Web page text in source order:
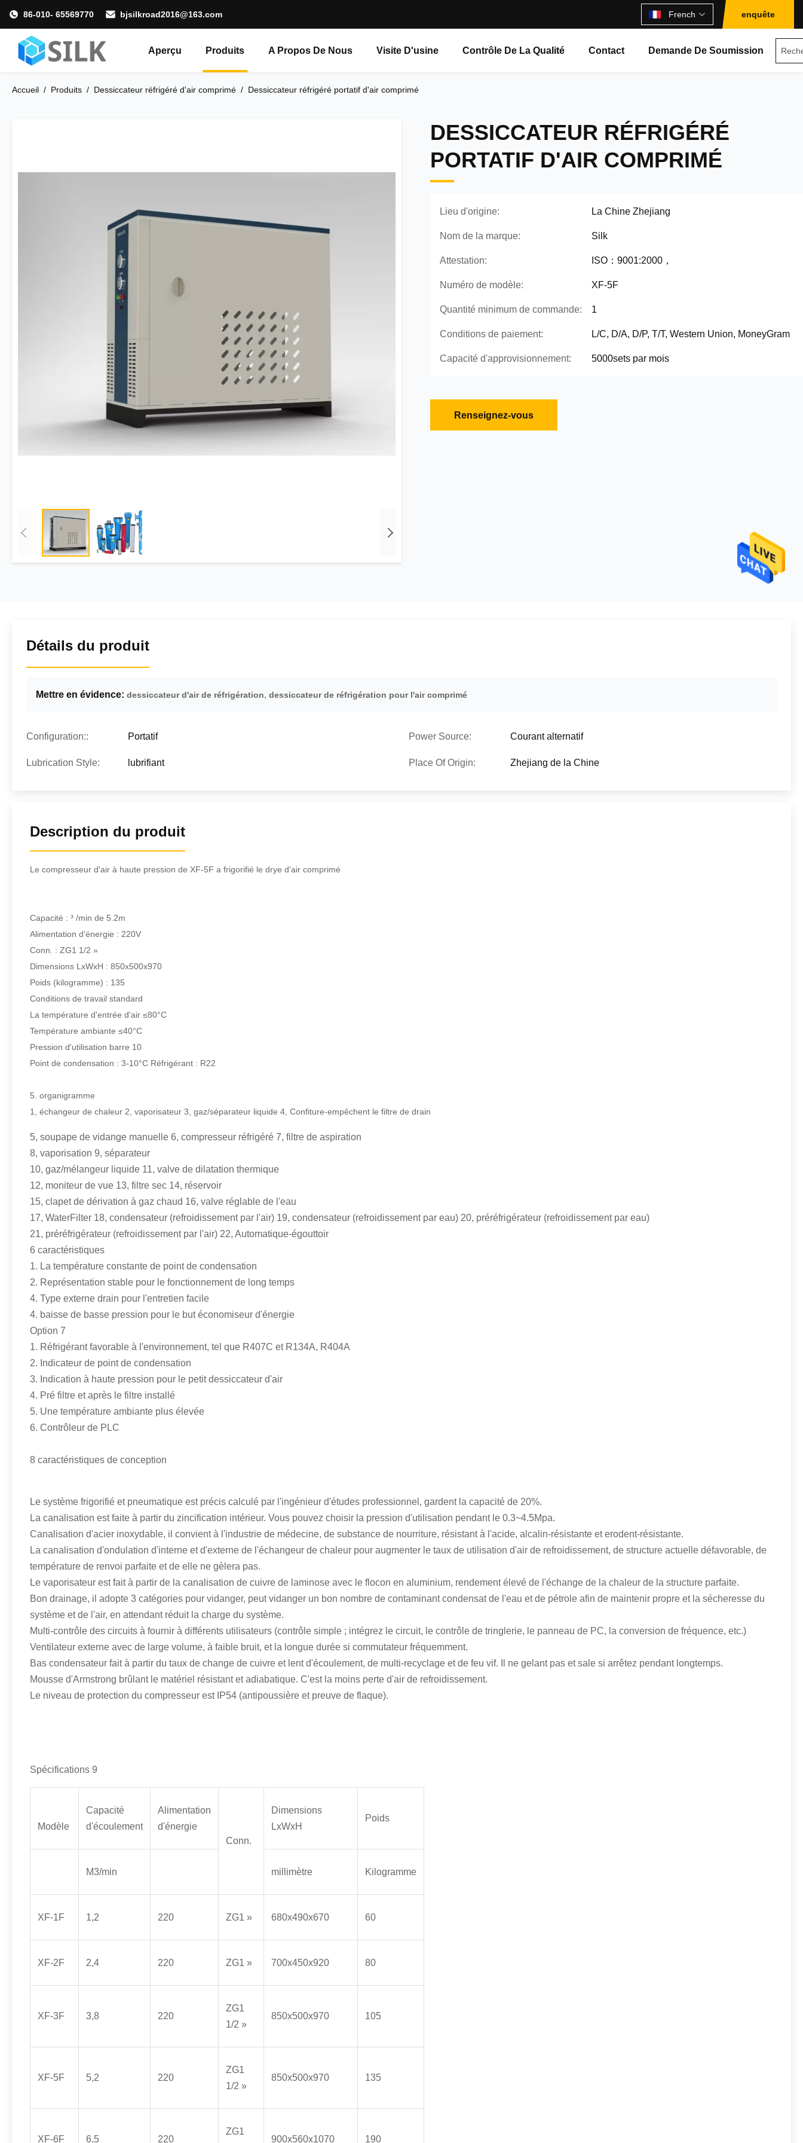
86-010- 65569770 bjsilkroad2016@163.com French enquête
Aperçu Produits A Propos De Nous Visite D'usine Contrôle De La Qualité Contact Demande De Soumission
Accueil / Produits / Dessiccateur réfrigéré d'air comprimé / Dessiccateur réfrigéré portatif d'air comprimé
DESSICCATEUR RÉFRIGÉRÉ
PORTATIF D'AIR COMPRIMÉ
Lieu d'origine: La Chine Zhejiang
Nom de la marque: Silk
Attestation: ISO：9001:2000，
Numéro de modèle: XF-5F
Quantité minimum de commande: 1
Conditions de paiement: L/C, D/A, D/P, T/T, Western Union, MoneyGram
Capacité d'approvisionnement: 5000sets par mois
Renseignez-vous
Détails du produit
Mettre en évidence: dessiccateur d'air de réfrigération, dessiccateur de réfrigération pour l'air comprimé
Configuration:: Portatif Power Source: Courant alternatif
Lubrication Style: lubrifiant Place Of Origin: Zhejiang de la Chine
Description du produit
Le compresseur d'air à haute pression de XF-5F a frigorifié le drye d'air comprimé
Capacité : ³ /min de 5.2m
Alimentation d'énergie : 220V
Conn. : ZG1 1/2 »
Dimensions LxWxH : 850x500x970
Poids (kilogramme) : 135
Conditions de travail standard
La température d'entrée d'air ≤80°C
Température ambiante ≤40°C
Pression d'utilisation barre 10
Point de condensation : 3-10°C Réfrigérant : R22
5. organigramme
1, échangeur de chaleur 2, vaporisateur 3, gaz/séparateur liquide 4, Confiture-empêchent le filtre de drain
5, soupape de vidange manuelle 6, compresseur réfrigéré 7, filtre de aspiration
8, vaporisation 9, séparateur
10, gaz/mélangeur liquide 11, valve de dilatation thermique
12, moniteur de vue 13, filtre sec 14, réservoir
15, clapet de dérivation à gaz chaud 16, valve réglable de l'eau
17, WaterFilter 18, condensateur (refroidissement par l'air) 19, condensateur (refroidissement par eau) 20, préréfrigérateur (refroidissement par eau)
21, préréfrigérateur (refroidissement par l'air) 22, Automatique-égouttoir
6 caractéristiques
1. La température constante de point de condensation
2. Représentation stable pour le fonctionnement de long temps
4. Type externe drain pour l'entretien facile
4. baisse de basse pression pour le but économiseur d'énergie
Option 7
1. Réfrigérant favorable à l'environnement, tel que R407C et R134A, R404A
2. Indicateur de point de condensation
3. Indication à haute pression pour le petit dessiccateur d'air
4. Pré filtre et après le filtre installé
5. Une température ambiante plus élevée
6. Contrôleur de PLC
8 caractéristiques de conception
Le système frigorifié et pneumatique est précis calculé par l'ingénieur d'études professionnel, gardent la capacité de 20%.
La canalisation est faite à partir du zincification intérieur. Vous pouvez choisir la pression d'utilisation pendant le 0.3~4.5Mpa.
Canalisation d'acier inoxydable, il convient à l'industrie de médecine, de substance de nourriture, résistant à l'acide, alcalin-résistante et erodent-résistante.
La canalisation d'ondulation d'interne et d'externe de l'échangeur de chaleur pour augmenter le taux de utilisation d'air de refroidissement, de structure actuelle défavorable, de
température de renvoi parfaite et de elle ne gèlera pas.
Le vaporisateur est fait à partir de la canalisation de cuivre de laminose avec le flocon en aluminium, rendement élevé de l'échange de la chaleur de la structure parfaite.
Bon drainage, il adopte 3 catégories pour vidanger, peut vidanger un bon nombre de contaminant condensat de l'eau et de pétrole afin de maintenir propre et la sécheresse du
système et de l'air, en attendant réduit la charge du système.
Multi-contrôle des circuits à fournir à différents utilisateurs (contrôle simple ; intégrez le circuit, le contrôle de tringlerie, le panneau de PC, la conversion de fréquence, etc.)
Ventilateur externe avec de large volume, à faible bruit, et la longue durée si commutateur fréquemment.
Bas condensateur fait à partir du taux de change de cuivre et lent d'écoulement, de multi-recyclage et de feu vif. Il ne gelant pas et sale si arrêtez pendant longtemps.
Mousse d'Armstrong brûlant le matériel résistant et adiabatique. C'est la moins perte d'air de refroidissement.
Le niveau de protection du compresseur est IP54 (antipoussière et preuve de flaque).
Spécifications 9
Modèle
Capacité
d'écoulement
Alimentation
d'énergie
Conn.
Dimensions
LxWxH
Poids
M3/min millimètre Kilogramme
XF-1F 1,2 220 ZG1 » 680x490x670 60
XF-2F 2,4 220 ZG1 » 700x450x920 80
XF-3F 3,8 220
ZG1
1/2 »
850x500x970 105
XF-5F 5,2 220
ZG1
1/2 »
850x500x970 135
XF-6F 6,5 220
ZG1
900x560x1070 190